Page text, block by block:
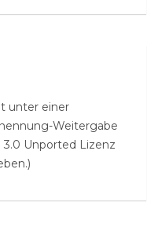
unter einer
Weitergabe
Unported Lizenz